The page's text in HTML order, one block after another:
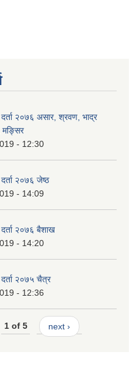
२०७६ असार, श्रवण, भाद्र
मङ्सिर
- 12:30
२०७६ जेष्ठ
- 14:09
२०७६ बैशाख
- 14:20
२०७५ चैत्र
- 12:36
1 of 5 next ›